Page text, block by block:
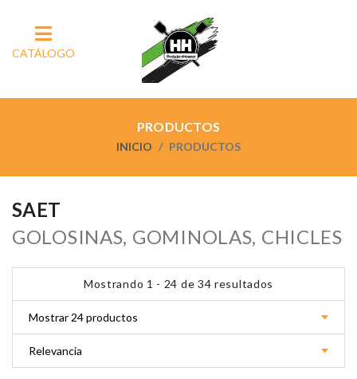
CATÁLOGO
PRODUCTOS
INICIO PRODUCTOS
SAET
GOLOSINAS, GOMINOLAS, CHICLES
Mostrando 1 - 24 de 34 resultados